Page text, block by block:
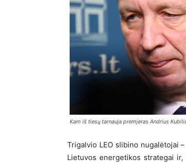
Kam iš tiesų tarnauja premjeras Andrius
Trigalvio LEO slibino nugalėtojai
Lietuvos energetikos strategai